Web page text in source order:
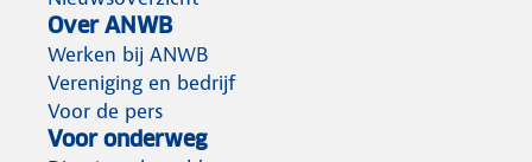
Over ANWB
Werken bij ANWB
Vereniging en bedrijf
Voor de pers
Voor onderweg